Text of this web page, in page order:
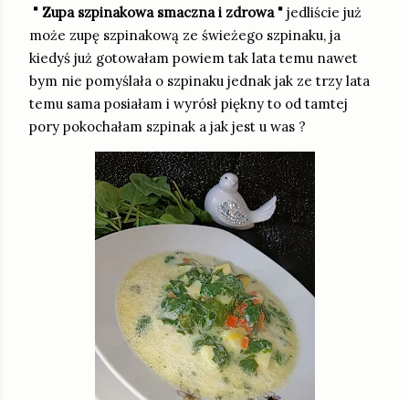
" Zupa szpinakowa smaczna i zdrowa " jedliście już
może zupę szpinakową ze świeżego szpinaku, ja
kiedyś już gotowałam powiem tak lata temu nawet
bym nie pomyślała o szpinaku jednak jak ze trzy lata
temu sama posiałam i wyrósł piękny to od tamtej
pory pokochałam szpinak a jak jest u was ?